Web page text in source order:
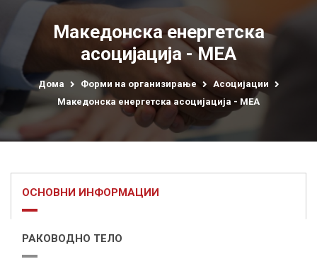
Македонска енергетска
асоцијација - МЕА
Дома Форми на организирање
Асоцијации
Македонска енергетска асоцијација - МЕА
ОСНОВНИ ИНФОРМАЦИИ
РАКОВОДНО ТЕЛО